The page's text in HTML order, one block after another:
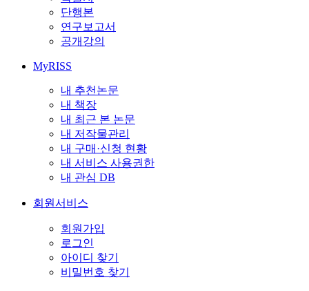
단행본
연구보고서
공개강의
MyRISS
내 추천논문
내 책장
내 최근 본 논문
내 저작물관리
내 구매·신청 현황
내 서비스 사용권한
내 관심 DB
회원서비스
회원가입
로그인
아이디 찾기
비밀번호 찾기